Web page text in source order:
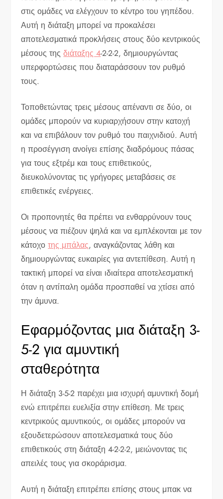
στις ομάδες να ελέγχουν το κέντρο του γηπέδου.
Αυτή η διάταξη μπορεί να προκαλέσει
αποτελεσματικά προκλήσεις στους δύο κεντρικούς
μέσους τηςδιάταξης 4-2-2-2, δημιουργώντας
υπερφορτώσεις που διαταράσσουν τον ρυθμό
τους.
Τοποθετώντας τρεις μέσους απέναντι σε δύο, οι
ομάδες μπορούν να κυριαρχήσουν στην κατοχή
και να επιβάλουν τον ρυθμό του παιχνιδιού. Αυτή
η προσέγγιση ανοίγει επίσης διαδρόμους πάσας
για τους εξτρέμ και τους επιθετικούς,
διευκολύνοντας τις γρήγορες μεταβάσεις σε
επιθετικές ενέργειες.
Οι προπονητές θα πρέπει να ενθαρρύνουν τους
μέσους να πιέζουν ψηλά και να εμπλέκονται με τον
κάτοχοτης μπάλας, αναγκάζοντας λάθη και
δημιουργώντας ευκαιρίες για αντεπίθεση. Αυτή η
τακτική μπορεί να είναι ιδιαίτερα αποτελεσματική
όταν η αντίπαλη ομάδα προσπαθεί να χτίσει από
την άμυνα.
Εφαρμόζοντας μια διάταξη 3-
5-2 για αμυντική
σταθερότητα
Η διάταξη 3-5-2 παρέχει μια ισχυρή αμυντική δομή
ενώ επιτρέπει ευελιξία στην επίθεση. Με τρεις
κεντρικούς αμυντικούς, οι ομάδες μπορούν να
εξουδετερώσουν αποτελεσματικά τους δύο
επιθετικούς στη διάταξη 4-2-2-2, μειώνοντας τις
απειλές τους για σκοράρισμα.
Αυτή η διάταξη επιτρέπει επίσης στους μπακ να